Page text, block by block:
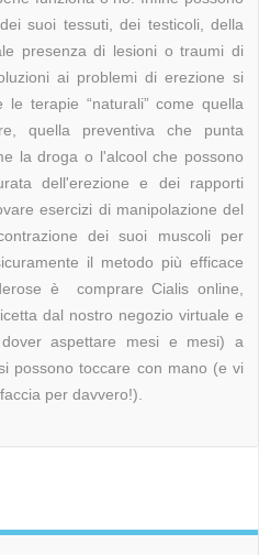
suoi tessuti, dei testicoli, della
presenza di lesioni o traumi di
ai problemi di erezione si
le terapie “naturali” come quella
quella preventiva che punta
la droga o l'alcool che possono
dell'erezione e dei rapporti
esercizi di manipolazione del
dei suoi muscoli per
il metodo più efficace
è comprare Cialis online,
dal nostro negozio virtuale e
aspettare mesi e mesi) a
possono toccare con mano (e vi
per davvero!).